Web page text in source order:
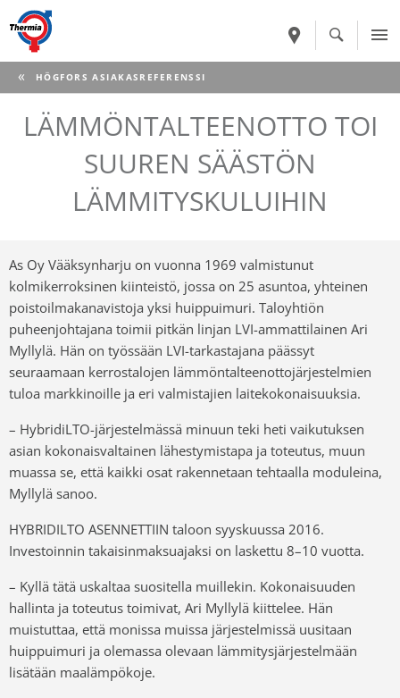
CURRENT:
HÖGFORS ASIAKASREFERENSSI
LÄMMÖNTALTEENOTTO TOI
SUUREN SÄÄSTÖN
LÄMMITYSKULUIHIN
As Oy Vääksynharju on vuonna 1969 valmistunut
kolmikerroksinen kiinteistö, jossa on 25 asuntoa, yhteinen
poistoilmakanavistoja yksi huippuimuri. Taloyhtiön
puheenjohtajana toimii pitkän linjan LVI-ammattilainen Ari
Myllylä. Hän on työssään LVI-tarkastajana päässyt
seuraamaan kerrostalojen lämmöntalteenottojärjestelmien
tuloa markkinoille ja eri valmistajien laitekokonaisuuksia.
– HybridiLTO-järjestelmässä minuun teki heti vaikutuksen
asian kokonaisvaltainen lähestymistapa ja toteutus, muun
muassa se, että kaikki osat rakennetaan tehtaalla moduleina,
Myllylä sanoo.
HYBRIDILTO ASENNETTIIN taloon syyskuussa 2016.
Investoinnin takaisinmaksuajaksi on laskettu 8–10 vuotta.
– Kyllä tätä uskaltaa suositella muillekin. Kokonaisuuden
hallinta ja toteutus toimivat, Ari Myllylä kiittelee. Hän
muistuttaa, että monissa muissa järjestelmissä uusitaan
huippuimuri ja olemassa olevaan lämmitysjärjestelmään
lisätään maalämpökoje.